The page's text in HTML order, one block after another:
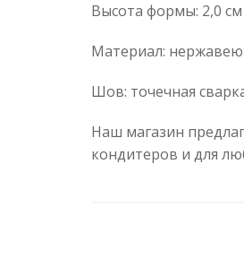
Высота формы: 2,0 см
Материал:
Шов: точечная
Наш магазин
кондитеров и для